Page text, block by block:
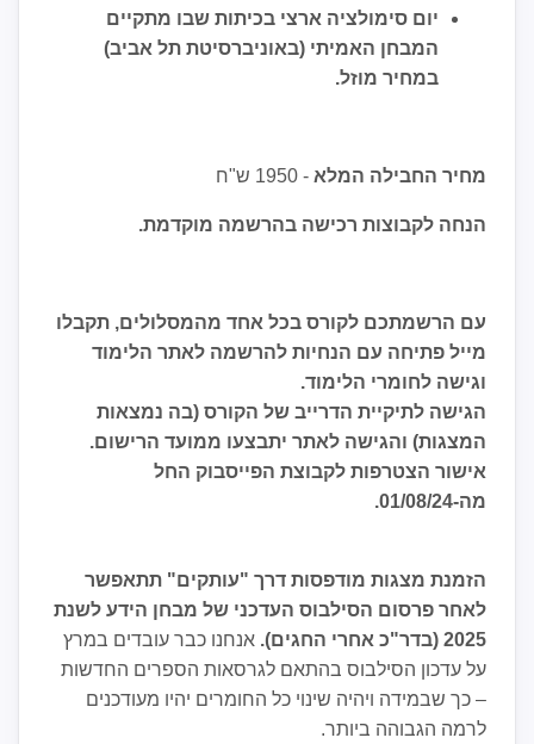
יום סימולציה ארצי בכיתות שבו מתקיים
המבחן האמיתי (באוניברסיטת תל אביב)
במחיר מוזל.
מחיר החבילה המלא - 1950 ש"ח
הנחה לקבוצות רכישה בהרשמה מוקדמת.
עם הרשמתכם לקורס בכל אחד מהמסלולים, תקבלו
מייל פתיחה עם הנחיות להרשמה לאתר הלימוד
וגישה לחומרי הלימוד.
הגישה לתיקיית הדרייב של הקורס (בה נמצאות
המצגות) והגישה לאתר יתבצעו ממועד הרישום.
אישור הצטרפות לקבוצת הפייסבוק החל
מה-01/08/24
.
הזמנת מצגות מודפסות דרך "עותקים" תתאפשר
לאחר פרסום הסילבוס העדכני של מבחן הידע לשנת
2025 (בדר"כ אחרי החגים)
. אנחנו כבר עובדים במרץ
על עדכון הסילבוס בהתאם לגרסאות הספרים החדשות
– כך שבמידה ויהיה שינוי כל החומרים יהיו מעודכנים
לרמה הגבוהה ביותר.